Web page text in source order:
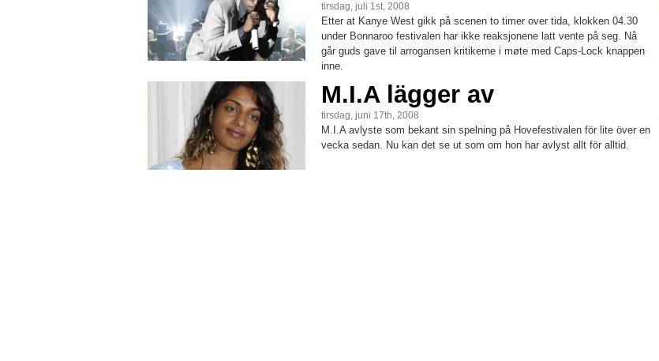
tirsdag, juli 1st, 2008
Etter at Kanye West gikk på scenen to timer over tida, klokken 04.30
under Bonnaroo festivalen har ikke reaksjonene latt vente på seg. Nå
går guds gave til arrogansen kritikerne i møte med Caps-Lock knappen
inne.
M.I.A lägger av
tirsdag, juni 17th, 2008
M.I.A avlyste som bekant sin spelning på Hovefestivalen för lite över en
vecka sedan. Nu kan det se ut som om hon har avlyst allt för alltid.